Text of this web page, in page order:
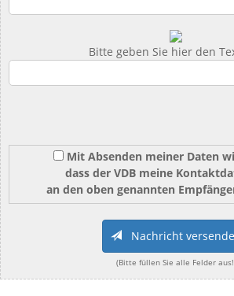
Bitte geben Sie hier den
Mit Absenden meiner Daten
dass der VDB meine
an den oben genannten
Nachricht
(Bitte füllen Sie alle Felder